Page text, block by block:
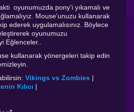
oyunumuzda pony'i yıkamalı ve
Mouse'unuzu kullanarak
ederek uygulamalısınız. Böylece
oyunumuzu
Eğlenceler..
kullanarak yönergeleri takip edin
Vikings vs Zombies |
Kılıcı |